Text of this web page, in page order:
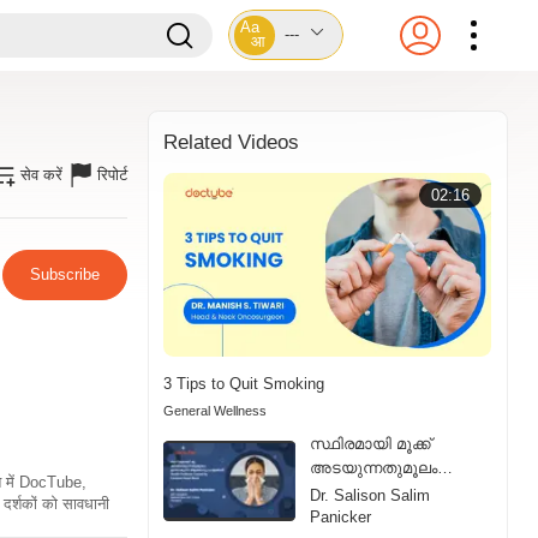
Aa
आ
---
सेव करें रिपोर्ट
Subscribe
में DocTube,
को सावधानी
Related Videos
02:16
3 Tips to Quit Smoking
General Wellness
സ്ഥിരമായി മൂക്ക്
അടയുന്നതുമൂലം
ഉണ്ടാകുന്ന ആരോഗ്യ
പ്രശ്നങ്ങൾ | Health
Dr. Salison Salim
Panicker